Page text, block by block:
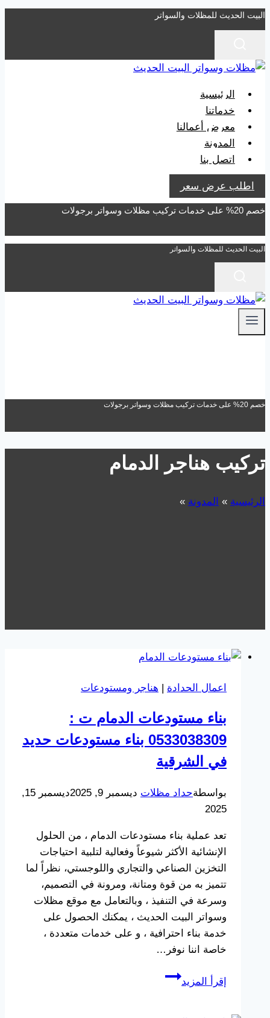
التجاوز
إلى
البيت الحديث للمظلات والسواتر
الرئيسية
خدماتنا
معرض أعمالنا
المدونة
اتصل بنا
اطلب عرض سعر
خصم 20% على خدمات تركيب مظلات وسواتر برجولات
البيت الحديث للمظلات والسواتر
خصم 20% على خدمات تركيب مظلات وسواتر برجولات
تركيب هناجر الدمام
الرئيسية » المدونة »
اعمال الحدادة | هناجر ومستودعات
بناء مستودعات الدمام ت :
0533038309 بناء مستودعات حديد
في الشرقية
بواسطةحداد مظلات ديسمبر 9, 2025
ديسمبر 15,
2025
تعد عملية بناء مستودعات الدمام ، من الحلول
الإنشائية الأكثر شيوعاً وفعالية لتلبية احتياجات
التخزين الصناعي والتجاري واللوجستي، نظراً لما
تتميز به من قوة ومتانة، ومرونة في التصميم،
وسرعة في التنفيذ ، وبالتعامل مع موقع مظلات
وسواتر البيت الحديث ، يمكنك الحصول على
خدمة بناء احترافية ، و على خدمات متعددة ،
خاصة اننا نوفر…
إقرأ المزيد
بناء